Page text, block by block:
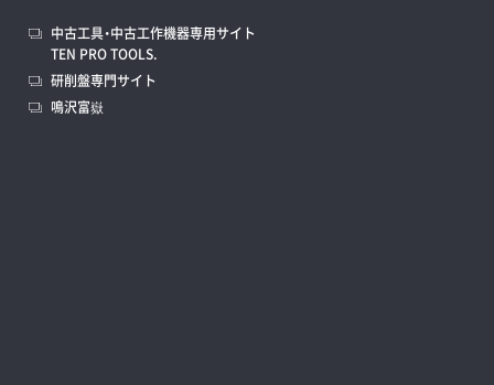
中古工具・中古工作機器専用サイト
TEN PRO TOOLS.
研削盤専門サイト
鳴沢富嶽